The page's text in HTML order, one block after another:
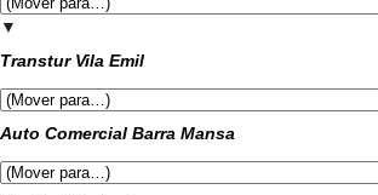
▼
Transtur Vila Emil
Auto Comercial Barra Mansa